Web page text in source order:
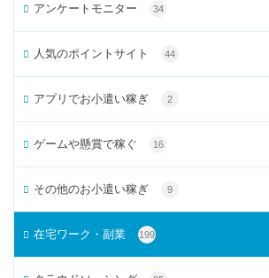
アンケートモニター 34
人気のポイントサイト 44
アプリでお小遣い稼ぎ 2
ゲームや懸賞で稼ぐ 16
その他のお小遣い稼ぎ 9
在宅ワーク・副業 199